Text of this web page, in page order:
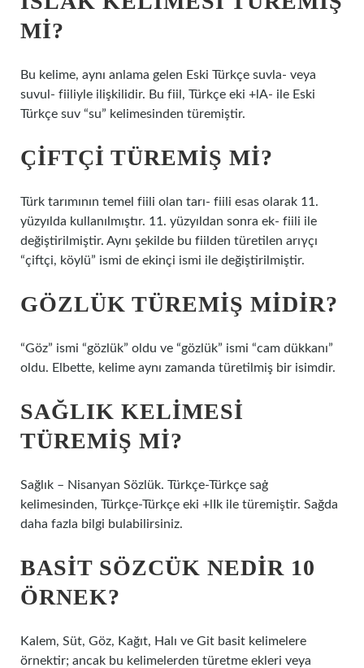
MI?
Bu kelime, aynı anlama gelen Eski Türkçe suvla- veya
suvul- fiiliyle ilişkilidir. Bu fiil, Türkçe eki +lA- ile Eski
Türkçe suv “su” kelimesinden türemiştir.
ÇIFTÇI TÜREMIŞ MI?
Türk tarımının temel fiili olan tarı- fiili esas olarak 11.
yüzyılda kullanılmıştır. 11. yüzyıldan sonra ek- fiili ile
değiştirilmiştir. Aynı şekilde bu fiilden türetilen arıγçı
“çiftçi, köylü” ismi de ekinçi ismi ile değiştirilmiştir.
GÖZLÜK TÜREMIŞ MIDIR?
“Göz” ismi “gözlük” oldu ve “gözlük” ismi “cam dükkanı”
oldu. Elbette, kelime aynı zamanda türetilmiş bir isimdir.
SAĞLIK KELIMESI
TÜREMIŞ MI?
Sağlık – Nisanyan Sözlük. Türkçe-Türkçe saġ
kelimesinden, Türkçe-Türkçe eki +lIk ile türemiştir. Sağda
daha fazla bilgi bulabilirsiniz.
BASIT SÖZCÜK NEDIR 10
ÖRNEK?
Kalem, Süt, Göz, Kağıt, Halı ve Git basit kelimelere
örnektir; ancak bu kelimelerden türetme ekleri veya